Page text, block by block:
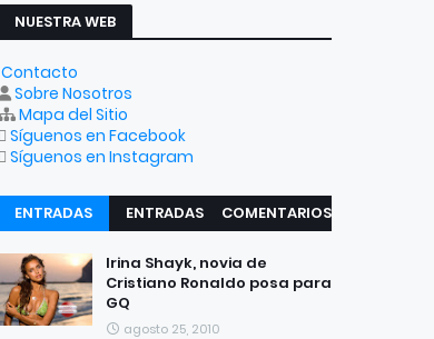
NUESTRA WEB
Contacto
Sobre Nosotros
Mapa del Sitio
Síguenos en Facebook
Síguenos en Instagram
ENTRADAS
RECIENTES
ENTRADAS
COMENTARIOS
Irina Shayk, novia de
Cristiano Ronaldo posa para
GQ
agosto 25, 2010